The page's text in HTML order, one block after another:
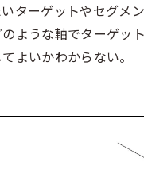
ターゲットやセグメ
ような軸でターゲッ
よいかわからない。